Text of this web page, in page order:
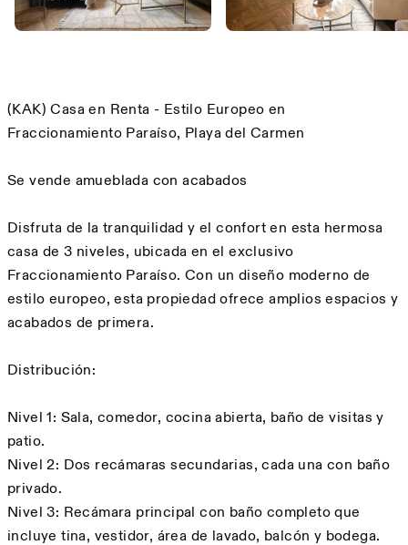
Description
(KAK) Casa en Renta - Estilo Europeo en
Fraccionamiento Paraíso, Playa del Carmen
Se vende amueblada con acabados
Disfruta de la tranquilidad y el confort en esta hermosa
casa de 3 niveles, ubicada en el exclusivo
Fraccionamiento Paraíso. Con un diseño moderno de
estilo europeo, esta propiedad ofrece amplios espacios y
acabados de primera.
Distribución:
Nivel 1: Sala, comedor, cocina abierta, baño de visitas y
patio.
Nivel 2: Dos recámaras secundarias, cada una con baño
privado.
Nivel 3: Recámara principal con baño completo que
incluye tina, vestidor, área de lavado, balcón y bodega.